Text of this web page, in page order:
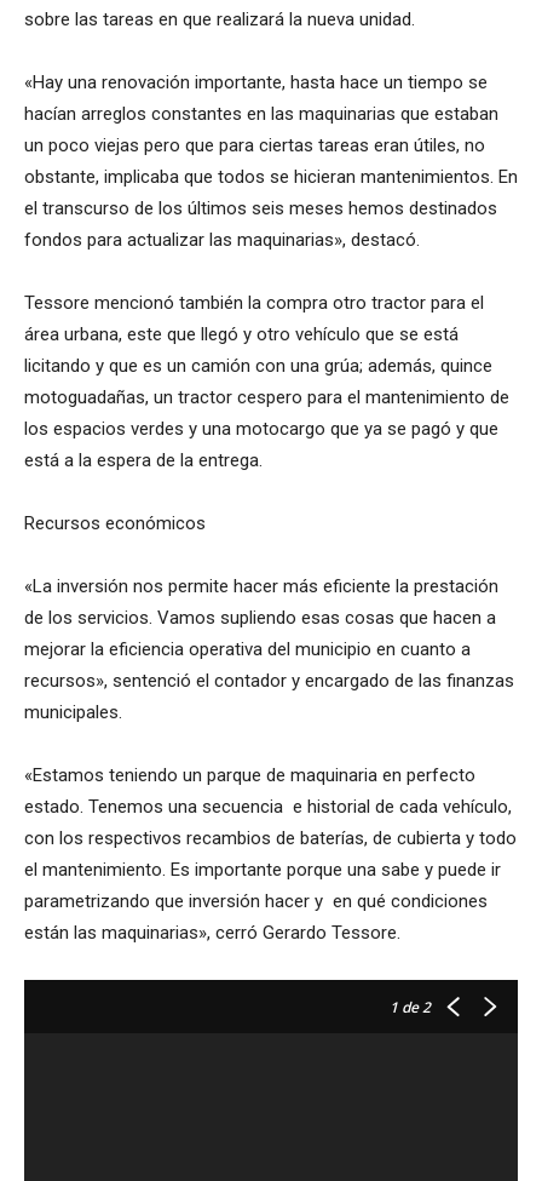
sobre las tareas en que realizará la nueva unidad.
«Hay una renovación importante, hasta hace un tiempo se
hacían arreglos constantes en las maquinarias que estaban
un poco viejas pero que para ciertas tareas eran útiles, no
obstante, implicaba que todos se hicieran mantenimientos. En
el transcurso de los últimos seis meses hemos destinados
fondos para actualizar las maquinarias», destacó.
Tessore mencionó también la compra otro tractor para el
área urbana, este que llegó y otro vehículo que se está
licitando y que es un camión con una grúa; además, quince
motoguadañas, un tractor cespero para el mantenimiento de
los espacios verdes y una motocargo que ya se pagó y que
está a la espera de la entrega.
Recursos económicos
«La inversión nos permite hacer más eficiente la prestación
de los servicios. Vamos supliendo esas cosas que hacen a
mejorar la eficiencia operativa del municipio en cuanto a
recursos», sentenció el contador y encargado de las finanzas
municipales.
«Estamos teniendo un parque de maquinaria en perfecto
estado. Tenemos una secuencia e historial de cada vehículo,
con los respectivos recambios de baterías, de cubierta y todo
el mantenimiento. Es importante porque una sabe y puede ir
parametrizando que inversión hacer y en qué condiciones
están las maquinarias», cerró Gerardo Tessore.
1 de 2